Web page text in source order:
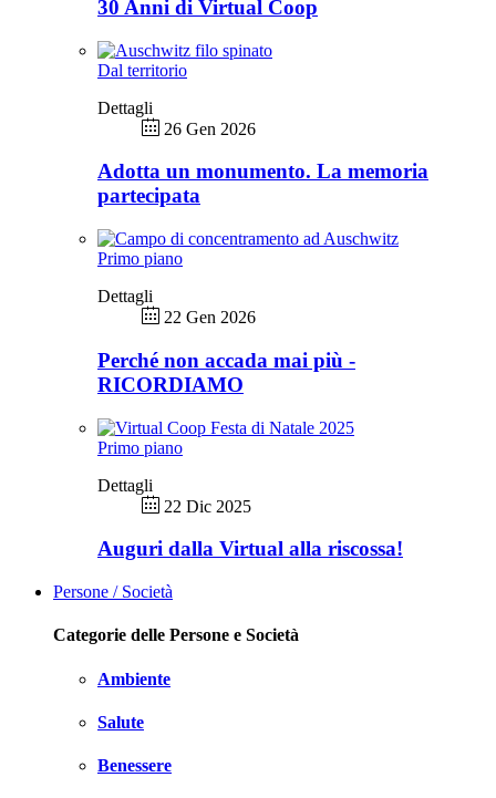
30 Anni di Virtual Coop
Dal territorio
Dettagli
26 Gen 2026
Adotta un monumento. La memoria
partecipata
Primo piano
Dettagli
22 Gen 2026
Perché non accada mai più -
RICORDIAMO
Primo piano
Dettagli
22 Dic 2025
Auguri dalla Virtual alla riscossa!
Persone / Società
Categorie delle Persone e Società
Ambiente
Salute
Benessere